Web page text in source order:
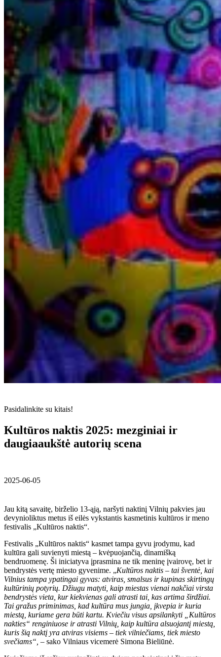
Pasidalinkite su kitais!
Kultūros naktis 2025: mezginiai ir
daugiaaukštė autorių scena
2025-06-05
Jau kitą savaitę, birželio 13-ąją, naršyti naktinį Vilnių pakvies jau
devynioliktus metus iš eilės vykstantis kasmetinis kultūros ir meno
festivalis „Kultūros naktis“.
Festivalis „Kultūros naktis“ kasmet tampa gyvu įrodymu, kad
kultūra gali suvienyti miestą – kvėpuojančią, dinamišką
bendruomenę. Ši iniciatyva įprasmina ne tik meninę įvairovę, bet ir
bendrystės vertę miesto gyvenime. „Kultūros naktis – tai šventė, kai
Vilnius tampa ypatingai gyvas: atviras, smalsus ir kupinas skirtingų
kultūrinių potyrių. Džiugu matyti, kaip miestas vienai nakčiai virsta
bendrystės vieta, kur kiekvienas gali atrasti tai, kas artima širdžiai.
Tai gražus priminimas, kad kultūra mus jungia, įkvepia ir kuria
miestą, kuriame gera būti kartu. Kviečiu visus apsilankyti „Kultūros
nakties“ renginiuose ir atrasti Vilnių, kaip kultūra alsuojantį miestą,
kuris šią naktį yra atviras visiems – tiek vilniečiams, tiek miesto
svečiams“, – sako Vilniaus vicemerė Simona Bieliūnė.